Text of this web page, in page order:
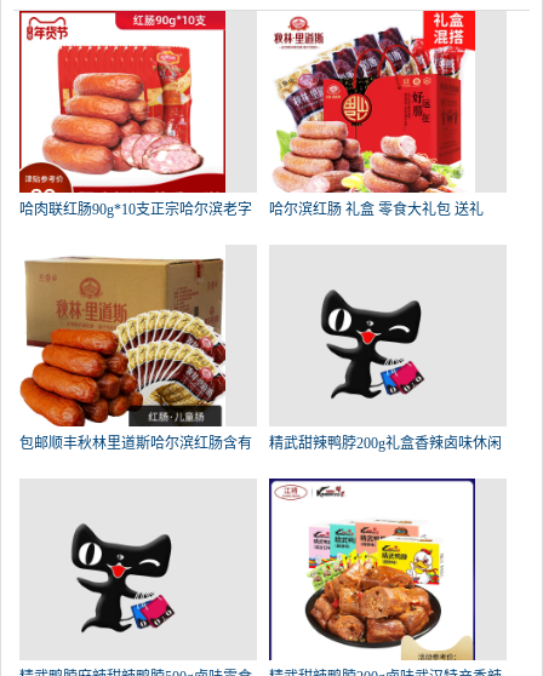
哈肉联红肠90g*10支正宗哈尔滨老字 哈尔滨红肠 礼盒 零食大礼包 送礼
包邮顺丰秋林里道斯哈尔滨红肠含有 精武甜辣鸭脖200g礼盒香辣卤味休闲